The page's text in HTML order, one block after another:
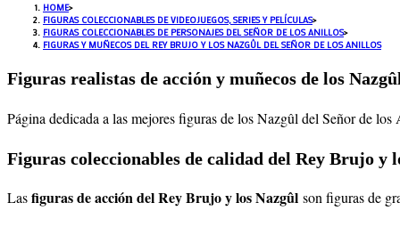
HOME>
FIGURAS COLECCIONABLES DE VIDEOJUEGOS, SERIES Y PELÍCULAS>
FIGURAS COLECCIONABLES DE PERSONAJES DEL SEÑOR DE LOS ANILLOS>
FIGURAS Y MUÑECOS DEL REY BRUJO Y LOS NAZGÛL DEL SEÑOR DE LOS ANILLOS
Figuras realistas de acción y muñecos de los
Página dedicada a las mejores figuras de los Nazgûl del Señor de los
Figuras coleccionables de calidad del Rey Brujo y
Lasfiguras de acción del Rey Brujo y los Nazgûl son figuras de